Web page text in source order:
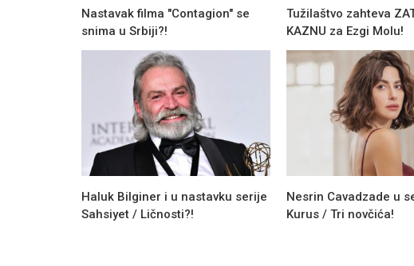
Nastavak filma "Contagion" se
snima u Srbiji?!
Tužilaštvo zahteva
KAZNU za Ezgi Molu!
Haluk Bilginer i u nastavku serije
Sahsiyet / Ličnosti?!
Nesrin Cavadzade u
Kurus / Tri novčića!
Novosti
Burcu Kiratli podnela prijavu policiji